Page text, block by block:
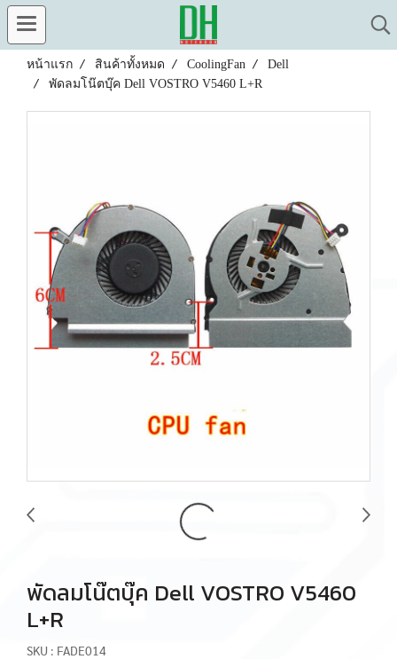
หน้าแรก สินค้าทั้งหมด CoolingFan
Dell
พัดลมโน๊ตบุ๊ค Dell VOSTRO V5460 L+R
พัดลมโน๊ตบุ๊ค Dell VOSTRO V5460
L+R
SKU : FADE014